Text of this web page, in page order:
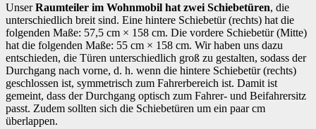
UnserRaumteiler im Wohnmobil hat zwei Schiebetüren, die
unterschiedlich breit sind. Eine hintere Schiebetür (rechts) hat die
folgenden Maße: 57,5 cm × 158 cm. Die vordere Schiebetür (Mitte)
hat die folgenden Maße: 55 cm × 158 cm. Wir haben uns dazu
entschieden, die Türen unterschiedlich groß zu gestalten, sodass der
Durchgang nach vorne, d. h. wenn die hintere Schiebetür (rechts)
geschlossen ist, symmetrisch zum Fahrerbereich ist. Damit ist
gemeint, dass der Durchgang optisch zum Fahrer- und Beifahrersitz
passt. Zudem sollten sich die Schiebetüren um ein paar cm
überlappen.